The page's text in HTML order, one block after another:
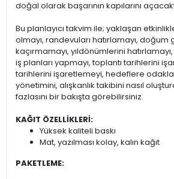
doğal olarak başarının kapılarını
Bu planlayıcı takvim ile; yaklaşan
olmayı, randevuları hatırlamayı, doğum
kaçırmamayı, yıldönümlerini
iş planları yapmayı, toplantı tarihlerini
tarihlerini işaretlemeyi, hedeflere
yönetimini, alışkanlık takibini nasıl
fazlasını bir bakışta görebilirsiniz.
KAĞIT ÖZELLİKLERİ:
Yüksek kaliteli baskı
Mat, yazılması kolay, kalın kağıt
PAKETLEME: